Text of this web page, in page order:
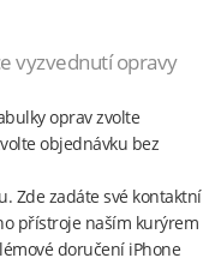
vyzvednutí opravy
oprav zvolte
objednávku bez
Zde zadáte své kontaktní
přístroje naším kurýrem
doručení iPhone